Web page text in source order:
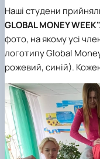
Наші студени
GLOBAL MONEY
фото, на якому усі
логотипу Global
рожевий, синій).